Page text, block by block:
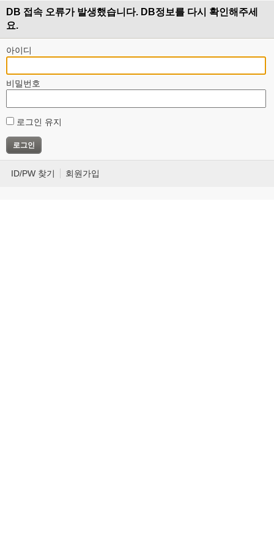
DB 접속 오류가 발생했습니다. DB정보를 다시 확인해주세
요.
아이디
비밀번호
로그인 유지
ID/PW 찾기 회원가입